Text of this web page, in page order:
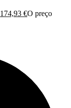
174,93 €O preço